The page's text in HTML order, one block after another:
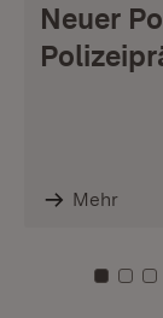
Neuer
Mehr
ZuZu